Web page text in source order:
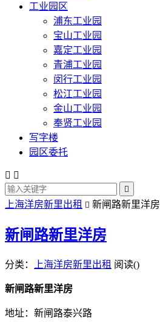
工业园区
浦东工业园
宝山工业园
嘉定工业园
青浦工业园
闵行工业园
松江工业园
金山工业园
奉贤工业园
写字楼
园区委托
 

上海洋房新里出租  新闸路新里洋房
新闸路新里洋房
分类： 上海洋房新里出租 阅读()
新闸路新里洋房
地址：新闸路泰兴路